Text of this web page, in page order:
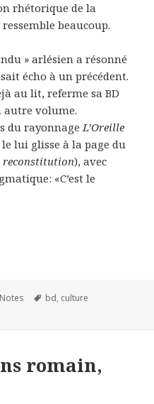
rhétorique de la
beaucoup.
» arlésien a résonné
écho à un précédent.
au lit, referme sa BD
autre volume.
du rayonnageL’Oreille
le lui glisse à la page du
reconstitution), avec
«C’est le
fili
Notes
Mots-
bd, culture
romain,